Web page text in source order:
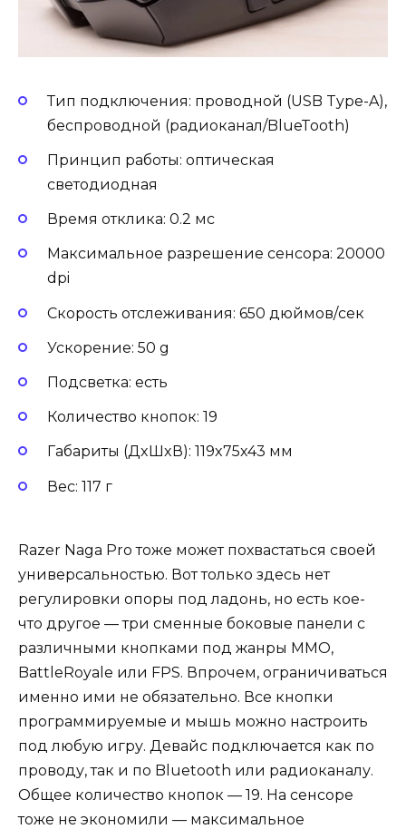
Тип подключения: проводной (USB Type-A),
беспроводной (радиоканал/BlueTooth)
Принцип работы: оптическая
светодиодная
Время отклика: 0.2 мс
Максимальное разрешение сенсора: 20000
dpi
Скорость отслеживания: 650 дюймов/сек
Ускорение: 50 g
Подсветка: есть
Количество кнопок: 19
Габариты (ДxШxВ): 119x75x43 мм
Вес: 117 г
Razer Naga Pro тоже может похвастаться своей
универсальностью. Вот только здесь нет
регулировки опоры под ладонь, но есть кое-
что другое — три сменные боковые панели с
различными кнопками под жанры MMO,
BattleRoyale или FPS. Впрочем, ограничиваться
именно ими не обязательно. Все кнопки
программируемые и мышь можно настроить
под любую игру. Девайс подключается как по
проводу, так и по Bluetooth или радиоканалу.
Общее количество кнопок — 19. На сенсоре
тоже не экономили — максимальное